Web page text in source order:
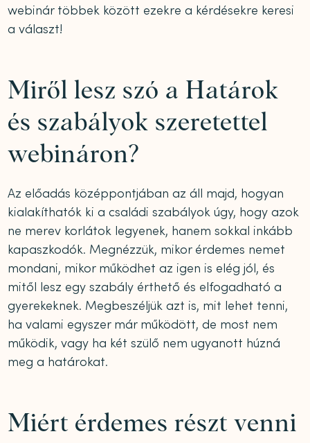
webinár többek között ezekre a kérdésekre keresi
a választ!
Miről lesz szó a Határok
és szabályok szeretettel
webináron?
Az előadás középpontjában az áll majd, hogyan
kialakíthatók ki a családi szabályok úgy, hogy azok
ne merev korlátok legyenek, hanem sokkal inkább
kapaszkodók. Megnézzük, mikor érdemes nemet
mondani, mikor működhet az igen is elég jól, és
mitől lesz egy szabály érthető és elfogadható a
gyerekeknek. Megbeszéljük azt is, mit lehet tenni,
ha valami egyszer már működött, de most nem
működik, vagy ha két szülő nem ugyanott húzná
meg a határokat.
Miért érdemes részt venni